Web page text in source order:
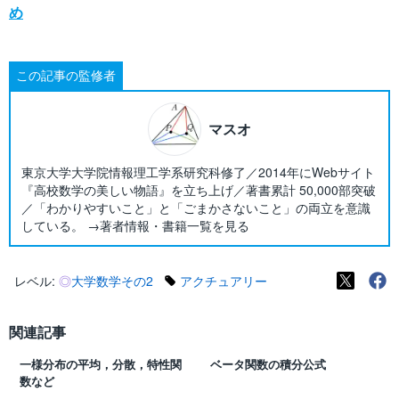
め
この記事の監修者
マスオ
東京大学大学院情報理工学系研究科修了／2014年にWebサイト
『高校数学の美しい物語』を立ち上げ／著書累計 50,000部突破
／「わかりやすいこと」と「ごまかさないこと」の両立を意識
している。 →著者情報・書籍一覧を見る
レベル: ◎大学数学その2 アクチュアリー
関連記事
一様分布の平均，分散，特性関
数など
ベータ関数の積分公式